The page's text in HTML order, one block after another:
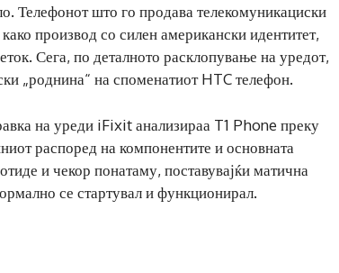
Телефонот што го продава телекомуникациски
производ со силен американски идентитет,
Сега, по деталното расклопување на уредот,
„роднина“ на споменатиот HTC телефон.
на уреди iFixit анализираа T1 Phone преку
распоред на компонентите и основната
и чекор понатаму, поставувајќи матична
се стартувал и функционирал.